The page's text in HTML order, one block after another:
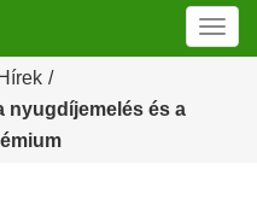
Hírek /
nyugdíjemelés és a